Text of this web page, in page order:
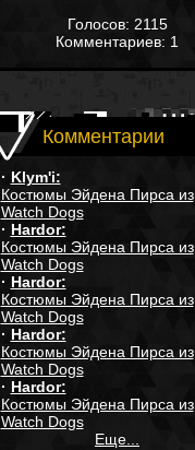
Голосов: 2115
Комментариев: 1
Комментарии
· Klym'i:
Костюмы Эйдена Пирса из
Watch Dogs
· Hardor:
Костюмы Эйдена Пирса из
Watch Dogs
· Hardor:
Костюмы Эйдена Пирса из
Watch Dogs
· Hardor:
Костюмы Эйдена Пирса из
Watch Dogs
· Hardor:
Костюмы Эйдена Пирса из
Watch Dogs
Еще...